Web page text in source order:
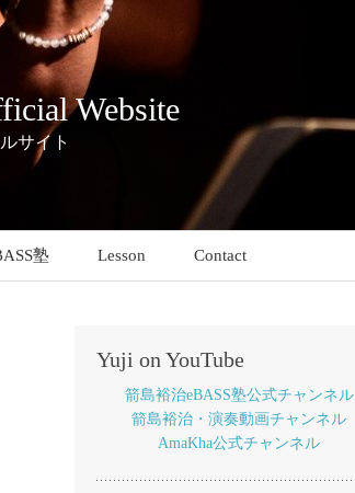
Website
サイト
塾 Lesson Contact
Yuji on YouTube
箭島裕治eBASS塾公式チャンネル
箭島裕治・演奏動画チャンネル
AmaKha公式チャンネル